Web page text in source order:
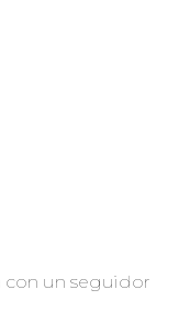
con un seguidor